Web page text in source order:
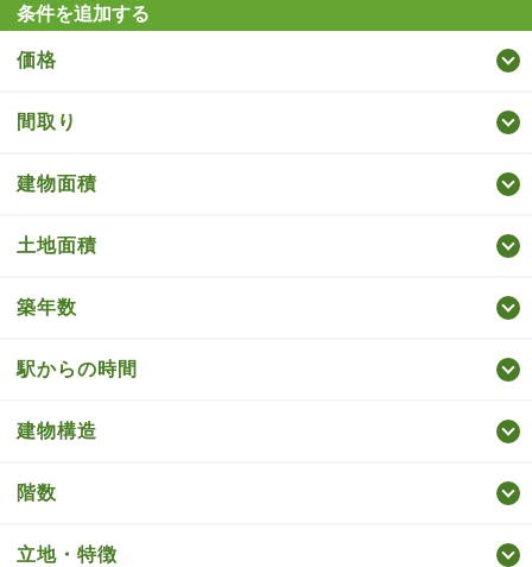
条件を追加する
価格
間取り
建物面積
土地面積
築年数
駅からの時間
建物構造
階数
立地・特徴